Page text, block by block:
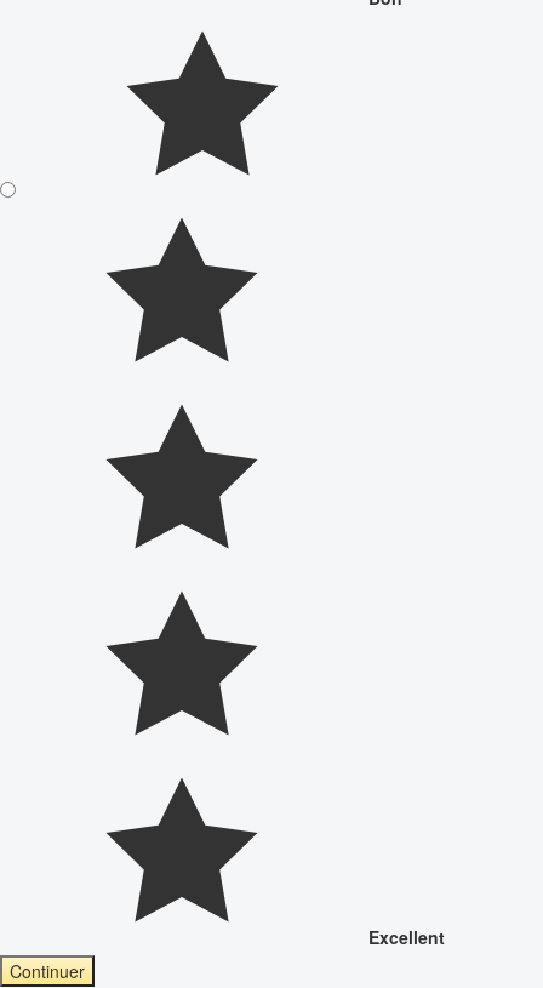
Excellent
Continuer